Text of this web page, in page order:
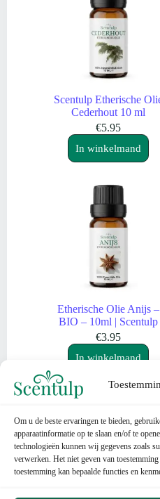
Om u de beste ervaringen te bieden,
apparaatinformatie op te slaan en/of te
technologieën kunnen wij gegevens zoals
verwerken. Het niet geven van
toestemming kan bepaalde functies en
Scentulp Etherische
Cederhout 10 ml
€5.95
In winkelmand
Etherische Olie Anijs –
BIO – 10ml | Scentulp
€3.95
In winkelmand
Contact